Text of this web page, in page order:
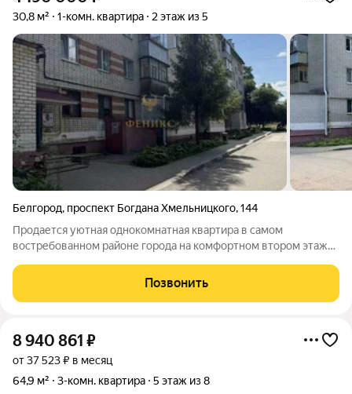
30,8 м² 1-комн. квартира 2 этаж из 5
Белгород, проспект Богдана Хмельницкого,144
Продаетcя уютная однокомнатная кваpтирa в самом
востребованном районе города на комфортном втором этaже
Автовокзал в 7 минутах хотьбы, Семейный магнит,
пятёрочка,К/Б, Аптеки,автовокзал,
Позвонить
8 940 861 ₽
от 37 523 ₽ в месяц
64,9 м²
3-комн. квартира 5 этаж из 8